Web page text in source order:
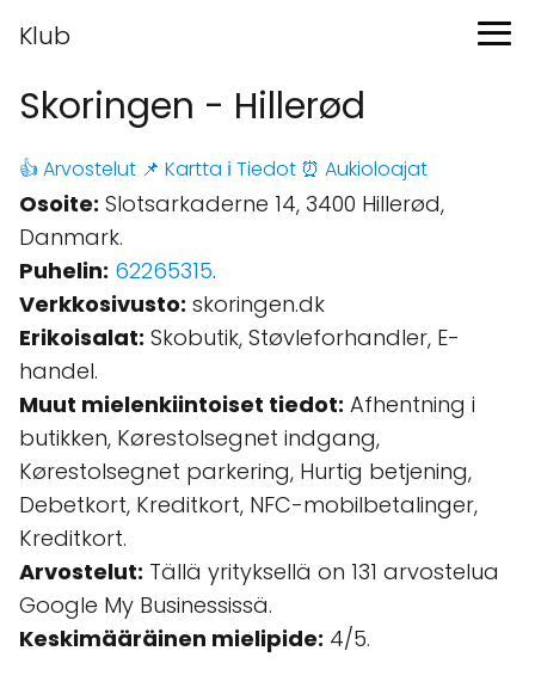
Klub
Skoringen - Hillerød
👍 Arvostelut 📌 Kartta ℹ️ Tiedot ⏰ Aukioloajat
Osoite: Slotsarkaderne 14, 3400 Hillerød,
Danmark.
Puhelin: 62265315.
Verkkosivusto: skoringen.dk
Erikoisalat: Skobutik, Støvleforhandler, E-
handel.
Muut mielenkiintoiset tiedot: Afhentning i
butikken, Kørestolsegnet indgang,
Kørestolsegnet parkering, Hurtig betjening,
Debetkort, Kreditkort, NFC-mobilbetalinger,
Kreditkort.
Arvostelut: Tällä yrityksellä on 131 arvostelua
Google My Businessissä.
Keskimääräinen mielipide: 4/5.